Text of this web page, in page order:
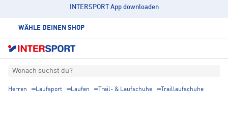
INTERSPORT App downloaden
WÄHLE DEINEN SHOP
Wonach suchst du?
Herren Laufsport Laufen Trail- & Laufschuhe Traillaufschuhe